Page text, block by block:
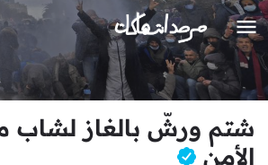
شتم ورشّ بالغاز لشاب
الأمن